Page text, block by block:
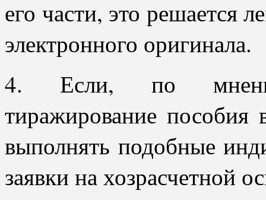
его части, это решается
электронного оригинала.
4. Если, по
тиражирование
выполнять подобные
заявки на хозрасчетной